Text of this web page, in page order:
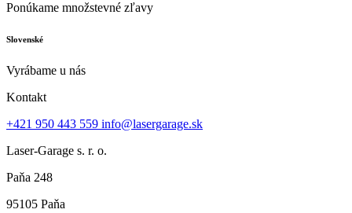
Ponúkame množstevné zľavy
Slovenské
Vyrábame u nás
Kontakt
+421 950 443 559 info@lasergarage.sk
Laser-Garage s. r. o.
Paňa 248
95105 Paňa